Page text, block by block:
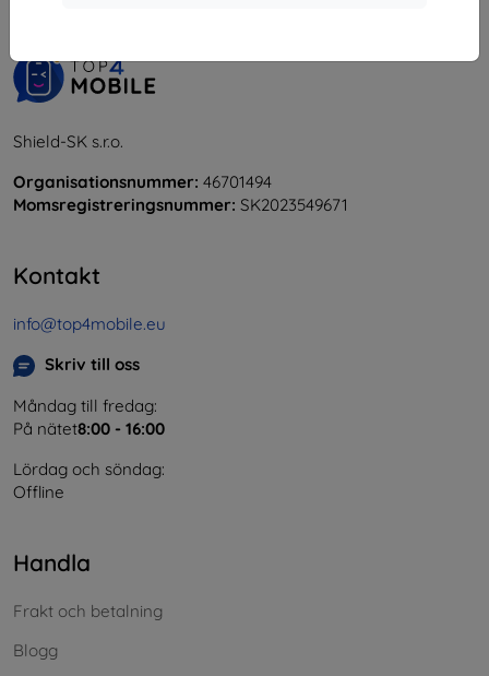
Shield-SK s.r.o.
Organisationsnummer: 46701494
Momsregistreringsnummer: SK2023549671
Kontakt
info@top4mobile.eu
Skriv till oss
Måndag till fredag:
På nätet8:00 - 16:00
Lördag och söndag:
Offline
Handla
Frakt och betalning
Blogg